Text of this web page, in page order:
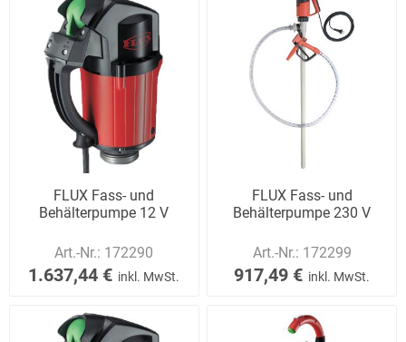
FLUX Fass- und
Behälterpumpe 12 V
Art.-Nr.: 172290
1.637,44 € inkl. MwSt.
FLUX Fass- und
Behälterpumpe 230 V
Art.-Nr.: 172299
917,49 € inkl. MwSt.